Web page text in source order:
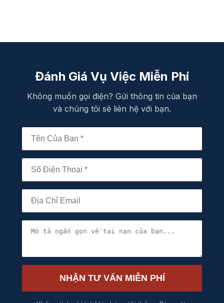
Đánh Giá Vụ Việc Miễn Phí
Không muốn gọi điện? Gửi thông tin của bạn
và chúng tôi sẽ liên hệ với bạn.
NHẬN TƯ VẤN MIỄN PHÍ